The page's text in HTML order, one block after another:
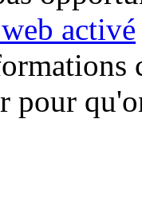
activé
pour